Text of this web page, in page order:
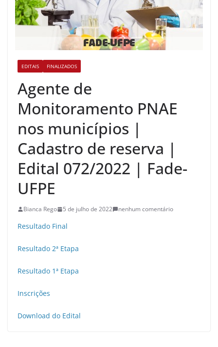
EDITAIS FINALIZADOS
Agente de
Monitoramento PNAE
nos municípios |
Cadastro de reserva |
Edital 072/2022 | Fade-
UFPE
Bianca Rego 5 de julho de 2022 nenhum comentário
Resultado Final
Resultado 2ª Etapa
Resultado 1ª Etapa
Inscrições
Download do Edital